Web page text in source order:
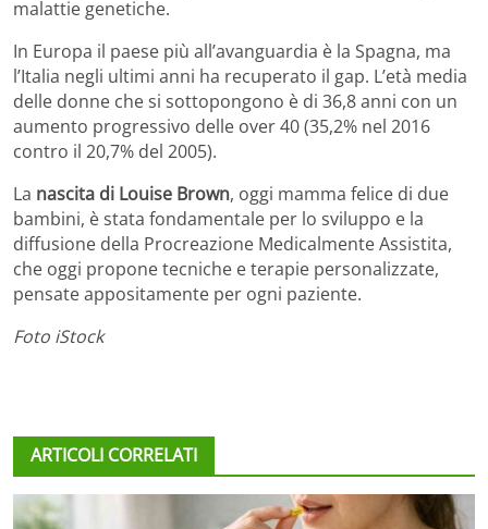
malattie genetiche.
In Europa il paese più all’avanguardia è la Spagna, ma
l’Italia negli ultimi anni ha recuperato il gap. L’età media
delle donne che si sottopongono è di 36,8 anni con un
aumento progressivo delle over 40 (35,2% nel 2016
contro il 20,7% del 2005).
La nascita di Louise Brown, oggi mamma felice di due
bambini, è stata fondamentale per lo sviluppo e la
diffusione della Procreazione Medicalmente Assistita,
che oggi propone tecniche e terapie personalizzate,
pensate appositamente per ogni paziente.
Foto iStock
ARTICOLI CORRELATI